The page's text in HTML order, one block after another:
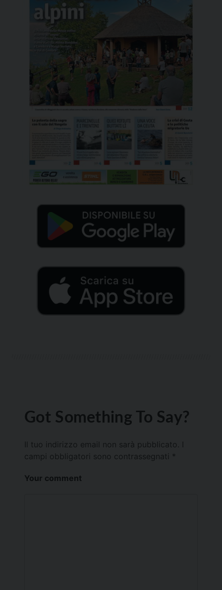
Got Something To Say?
Il tuo indirizzo email non sarà pubblicato.
campi obbligatori sono contrassegnati *
Your comment